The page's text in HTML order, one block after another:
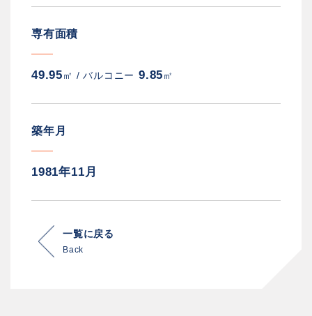
専有面積
49.95㎡ /バルコニー 9.85㎡
築年月
1981年11月
一覧に戻る
Back